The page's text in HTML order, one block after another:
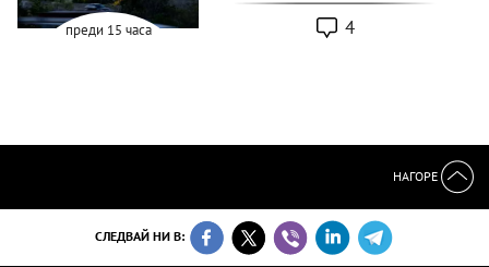
преди 15 часа 4
НАГОРЕ
СЛЕДВАЙ НИ В: